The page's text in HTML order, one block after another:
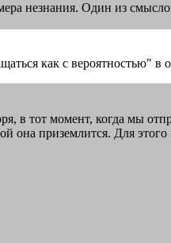
незнания. Один из
как с вероятностью" в
в тот момент, когда мы
она приземлится. Для